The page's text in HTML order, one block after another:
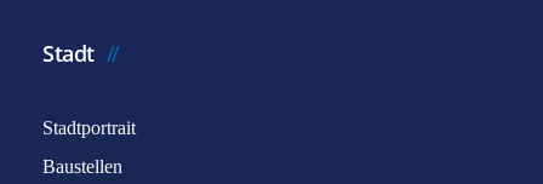
Stadt
Stadtportrait
Baustellen